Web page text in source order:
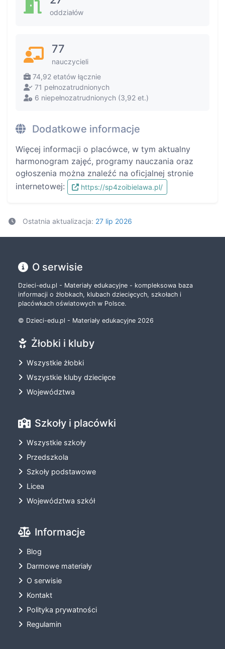
oddziałów
77
nauczycieli
74,92 etatów łącznie
71 pełnozatrudnionych
6 niepełnozatrudnionych (3,92 et.)
Dodatkowe informacje
Więcej informacji o placówce, w tym aktualny
harmonogram zajęć, programy nauczania oraz
ogłoszenia można znaleźć na oficjalnej stronie
internetowej:
https://sp4zoibielawa.pl/
Ostatnia aktualizacja: 27 lip 2026
O serwisie
Dzieci-edu.pl - Materiały edukacyjne - kompleksowa baza
informacji o żłobkach, klubach dziecięcych, szkołach i
placówkach oświatowych w Polsce.
© Dzieci-edu.pl - Materiały edukacyjne 2026
Żłobki i kluby
Wszystkie żłobki
Wszystkie kluby dziecięce
Województwa
Szkoły i placówki
Wszystkie szkoły
Przedszkola
Szkoły podstawowe
Licea
Województwa szkół
Informacje
Blog
Darmowe materiały
O serwisie
Kontakt
Polityka prywatności
Regulamin